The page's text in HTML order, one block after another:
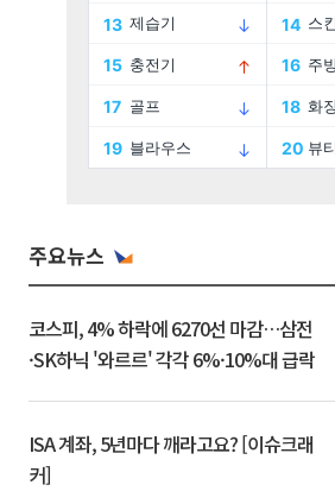
주요뉴스
코스피, 4% 하락에 6270선 마감…삼전
·SK하닉 '와르르' 각각 6%·10%대 급락
ISA 계좌, 5년마다 깨라고요? [이슈크래
커]